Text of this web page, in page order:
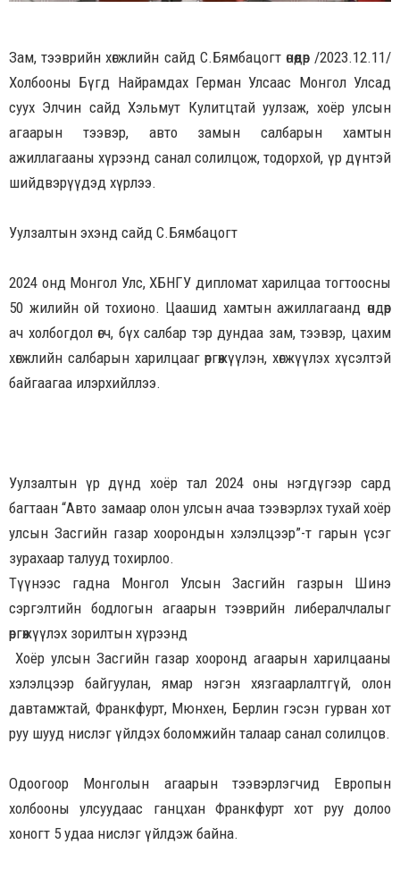
Зам, тээврийн хөгжлийн сайд С.Бямбацогт өнөөдөр /2023.12.11/
Холбооны Бүгд Найрамдах Герман Улсаас Монгол Улсад
суух Элчин сайд Хэльмут Кулитцтай уулзаж, хоёр улсын
агаарын тээвэр, авто замын салбарын хамтын
ажиллагааны хүрээнд санал солилцож, тодорхой, үр дүнтэй
шийдвэрүүдэд хүрлээ.
Уулзалтын эхэнд сайд С.Бямбацогт
2024 онд Монгол Улс, ХБНГУ дипломат харилцаа тогтоосны
50 жилийн ой тохионо. Цаашид хамтын ажиллагаанд өндөр
ач холбогдол өгч, бүх салбар тэр дундаа зам, тээвэр, цахим
хөгжлийн салбарын харилцааг өргөжүүлэн, хөгжүүлэх хүсэлтэй
байгаагаа илэрхийллээ.
Уулзалтын үр дүнд хоёр тал 2024 оны нэгдүгээр сард
багтаан “Авто замаар олон улсын ачаа тээвэрлэх тухай хоёр
улсын Засгийн газар хоорондын хэлэлцээр”-т гарын үсэг
зурахаар талууд тохирлоо.
Түүнээс гадна Монгол Улсын Засгийн газрын Шинэ
сэргэлтийн бодлогын агаарын тээврийн либералчлалыг
өргөжүүлэх зорилтын хүрээнд
Хоёр улсын Засгийн газар хооронд агаарын харилцааны
хэлэлцээр байгуулан, ямар нэгэн хязгаарлалтгүй, олон
давтамжтай, Франкфурт, Мюнхен, Берлин гэсэн гурван хот
руу шууд нислэг үйлдэх боломжийн талаар санал солилцов.
Одоогоор Монголын агаарын тээвэрлэгчид Европын
холбооны улсуудаас ганцхан Франкфурт хот руу долоо
хоногт 5 удаа нислэг үйлдэж байна.